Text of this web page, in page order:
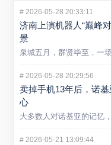
#2026-05-28 20:33:11
济南上演机器人“巅峰
景
#2026-05-28 20:29:56
卖掉手机13年后，诺
心
大多数人对诺基亚的记忆
#2026-05-21 13:09:44